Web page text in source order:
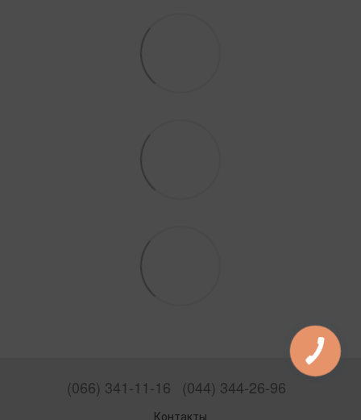
(066) 341-11-16 (044) 344-26-96
Контакты